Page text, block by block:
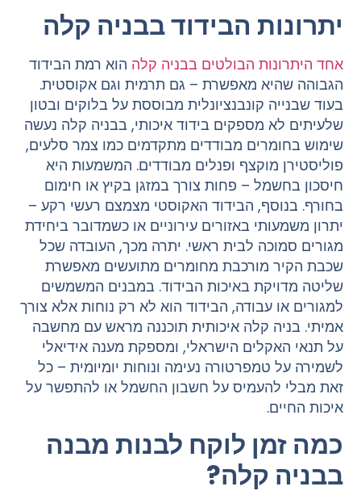
יתרונות הבידוד בבניה קלה
אחד היתרונות הבולטים בבניה קלההוא רמת הבידוד
הגבוהה שהיא מאפשרת – גם תרמית וגם אקוסטית.
בעוד שבנייה קונבנציונלית מבוססת על בלוקים ובטון
שלעיתים לא מספקים בידוד איכותי, בבניה קלה נעשה
שימוש בחומרים מבודדים מתקדמים כמו צמר סלעים,
פוליסטירן מוקצף ופנלים מבודדים. המשמעות היא
חיסכון בחשמל – פחות צורך במזגן בקיץ או חימום
בחורף. בנוסף, הבידוד האקוסטי מצמצם רעשי רקע –
יתרון משמעותי באזורים עירוניים או כשמדובר ביחידת
מגורים סמוכה לבית ראשי. יתרה מכך, העובדה שכל
שכבת הקיר מורכבת מחומרים מתועשים מאפשרת
שליטה מדויקת באיכות הבידוד. במבנים המשמשים
למגורים או עבודה, הבידוד הוא לא רק נוחות אלא צורך
אמיתי. בניה קלה איכותית תוכננה מראש עם מחשבה
על תנאי האקלים הישראלי, ומספקת מענה אידיאלי
לשמירה על טמפרטורה נעימה ונוחות יומיומית – כל
זאת מבלי להעמיס על חשבון החשמל או להתפשר על
איכות החיים.
כמה זמן לוקח לבנות מבנה
בבניה קלה?